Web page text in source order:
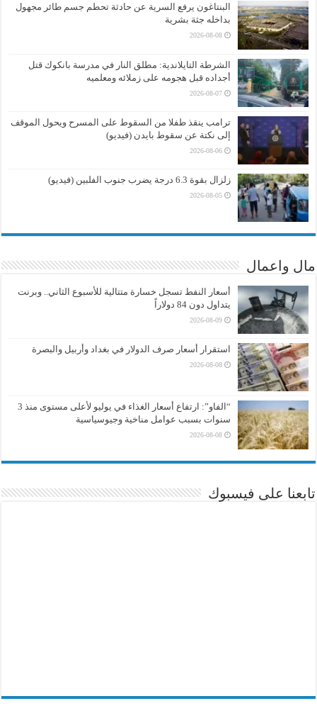
البنتاغون يرفع السرية عن حادثة تحطم جسم طائر مجهول
بداخله جثة بشرية
2026-08-08
الشرطة التايلاندية: مطلق النار في مدرسة بانكوك قتل
أجداده قبل هجومه على زملائه ومعلميه
2026-08-07
ترامب ينقذ طفلا من السقوط على المسرح ويحول الموقف
إلى نكتة عن سقوط بايدن (فيديو)
2026-08-06
زلزال بقوة 6.3 درجة يضرب جنوب الفلبين (فيديو)
2026-08-05
مال واعمال
أسعار النفط تسجل خسارة متتالية للأسبوع الثاني.. وبرنت
يتداول دون 84 دولاراً
2026-08-09
استقرار أسعار صرف الدولار في بغداد وأربيل والبصرة
2026-08-08
“الفاو”: ارتفاع أسعار الغذاء في يوليو لأعلى مستوى منذ 3
سنوات بسبب عوامل مناخية وجيوسياسية
2026-08-08
تابعنا على فيسبوك